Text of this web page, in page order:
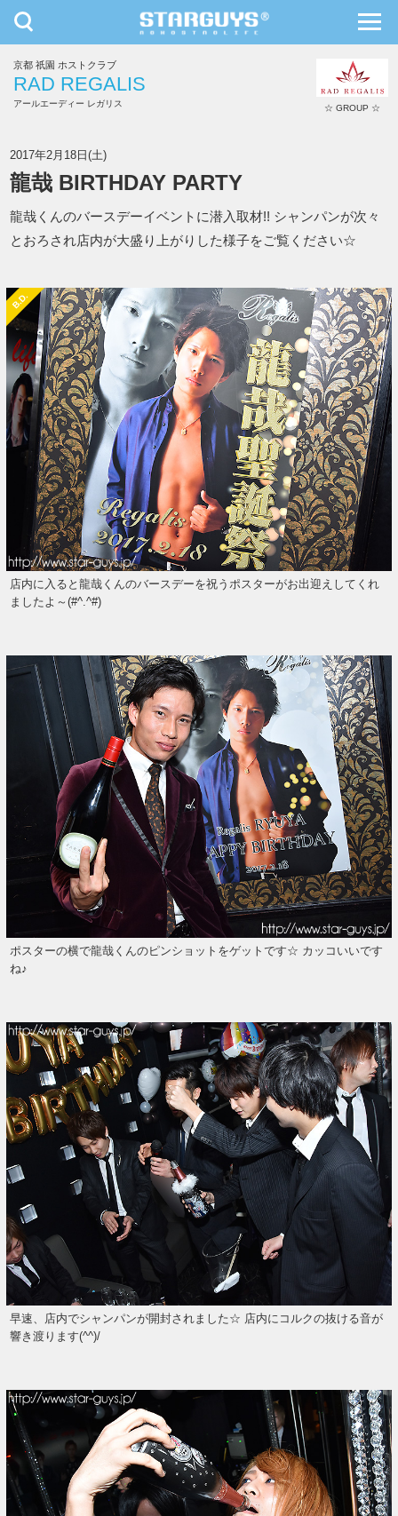
九州・沖縄 北海道・東北
toggle
navigation
京都 祇園 ホストクラブ
RAD REGALIS
アールエーディー レガリス ☆ GROUP ☆
2017年2月18日(土)
龍哉 BIRTHDAY PARTY
龍哉くんのバースデーイベントに潜入取材!! シャンパンが次々
とおろされ店内が大盛り上がりした様子をご覧ください☆
B.D.
店内に入ると龍哉くんのバースデーを祝うポスターがお出迎えしてくれ
ましたよ～(#^.^#)
ポスターの横で龍哉くんのピンショットをゲットです☆ カッコいいです
ね♪
早速、店内でシャンパンが開封されました☆ 店内にコルクの抜ける音が
響き渡ります(^^)/